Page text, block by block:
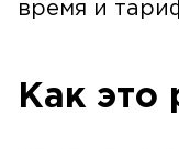
время и
Как это